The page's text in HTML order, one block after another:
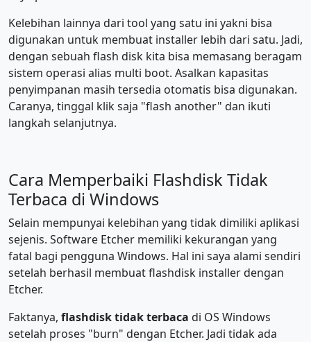
Kelebihan lainnya dari tool yang satu ini yakni bisa
digunakan untuk membuat installer lebih dari satu. Jadi,
dengan sebuah flash disk kita bisa memasang beragam
sistem operasi alias multi boot. Asalkan kapasitas
penyimpanan masih tersedia otomatis bisa digunakan.
Caranya, tinggal klik saja "flash another" dan ikuti
langkah selanjutnya.
Cara Memperbaiki Flashdisk Tidak
Terbaca di Windows
Selain mempunyai kelebihan yang tidak dimiliki aplikasi
sejenis. Software Etcher memiliki kekurangan yang
fatal bagi pengguna Windows. Hal ini saya alami sendiri
setelah berhasil membuat flashdisk installer dengan
Etcher.
Faktanya, flashdisk tidak terbaca di OS Windows
setelah proses "burn" dengan Etcher. Jadi tidak ada